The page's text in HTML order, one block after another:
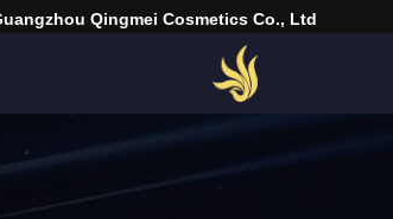
Qingmei Cosmetics Co., Ltd